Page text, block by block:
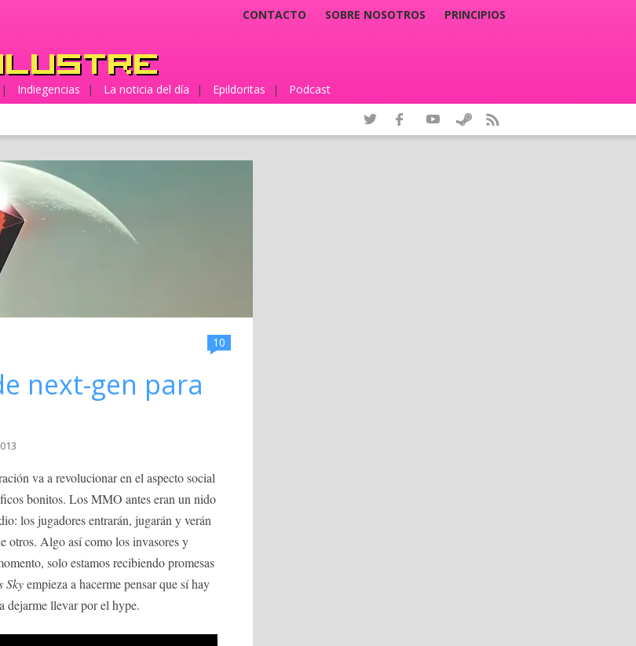
CONTACTO SOBRE NOSOTROS PRINCIPIOS
| Indiegencias | La noticia del día | Epildoritas | Podcast
10
next-gen para
va a revolucionar en el aspecto social
bonitos. Los MMO antes eran un nido
los jugadores entrarán, jugarán y verán
otros. Algo así como los invasores y
solo estamos recibiendo promesas
Skyempieza a hacerme pensar que sí hay
dejarme llevar por el hype.